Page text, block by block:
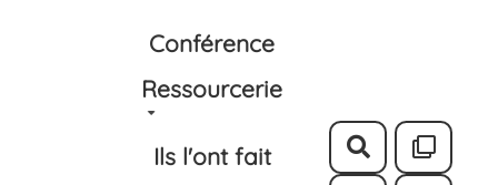
Aller au contenu principal
Conférence
Ressourcerie
Ils l'ont fait
Rechercher